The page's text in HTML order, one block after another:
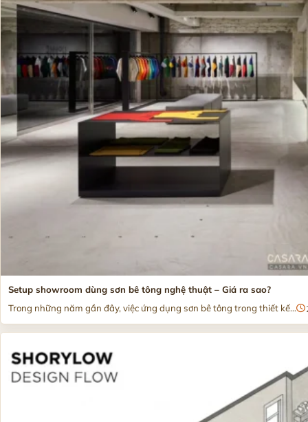
Setup showroom dùng sơn bê tông nghệ thuật – Giá ra sao?
Trong những năm gần đây, việc ứng dụng sơn bê tông trong thiết kế...